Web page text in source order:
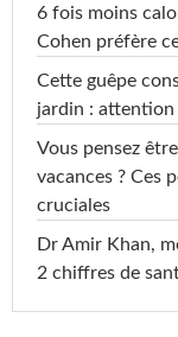
6 fois moins
Cohen préfère
Cette guêpe
jardin : attention
Vous pensez
vacances ? Ces
cruciales
Dr Amir Khan,
2 chiffres de